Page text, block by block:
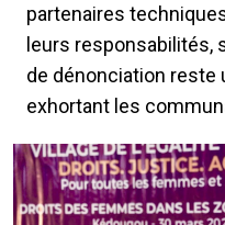
partenaires
leurs responsabilités,
de dénonciation reste
exhortant les